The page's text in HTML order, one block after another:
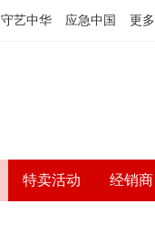
守艺中华 应急中国 更多
特卖活动 经销商